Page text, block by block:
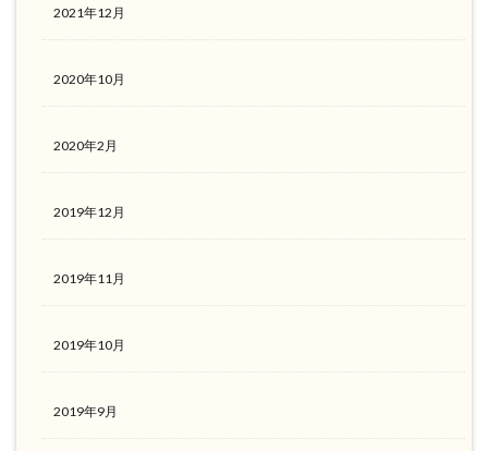
2021年12月
2020年10月
2020年2月
2019年12月
2019年11月
2019年10月
2019年9月